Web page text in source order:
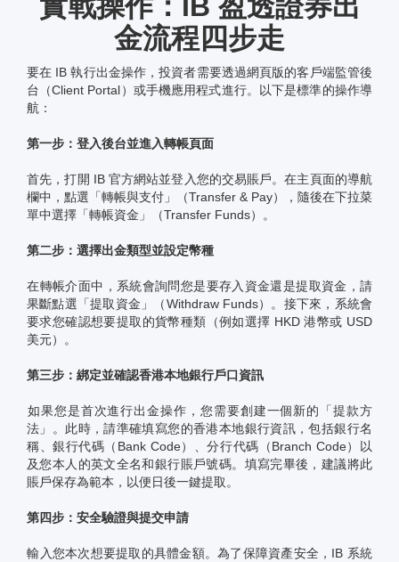
金流程四步走
要在 IB 執行出金操作，投資者需要透過網頁版的客戶端監管後
台（Client Portal）或手機應用程式進行。以下是標準的操作導
航：
第一步：登入後台並進入轉帳頁面
首先，打開 IB 官方網站並登入您的交易賬戶。在主頁面的導航
欄中，點選「轉帳與支付」（Transfer & Pay），隨後在下拉菜
單中選擇「轉帳資金」（Transfer Funds）。
第二步：選擇出金類型並設定幣種
在轉帳介面中，系統會詢問您是要存入資金還是提取資金，請
果斷點選「提取資金」（Withdraw Funds）。接下來，系統會
要求您確認想要提取的貨幣種類（例如選擇 HKD 港幣或 USD
美元）。
第三步：綁定並確認香港本地銀行戶口資訊
如果您是首次進行出金操作，您需要創建一個新的「提款方
法」。此時，請準確填寫您的香港本地銀行資訊，包括銀行名
稱、銀行代碼（Bank Code）、分行代碼（Branch Code）以
及您本人的英文全名和銀行賬戶號碼。填寫完畢後，建議將此
賬戶保存為範本，以便日後一鍵提取。
第四步：安全驗證與提交申請
輸入您本次想要提取的具體金額。為了保障資產安全，IB 系統